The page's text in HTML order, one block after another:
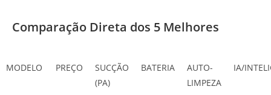
Comparação Direta dos 5 Melhores
MODELO PREÇO
SUCÇÃO
(PA)
BATERIA
AUTO-
LIMPEZA
IA/